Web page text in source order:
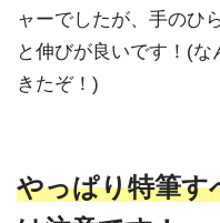
ャーでしたが、手のひ
と伸びが良いです！(
きたぞ！)
やっぱり特筆す